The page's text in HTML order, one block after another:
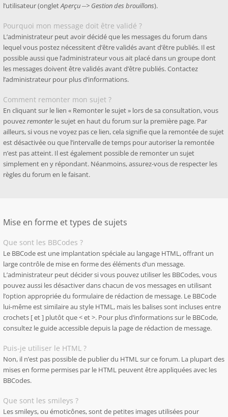
l’utilisateur (ongletAperçu --> Gestion des brouillons).
Pourquoi mon message doit être validé ?
L’administrateur peut avoir décidé que les messages du forum dans
lequel vous postez nécessitent d’être validés avant d’être publiés. Il est
possible aussi que l’administrateur vous ait placé dans un groupe dont
les messages doivent être validés avant d’être publiés. Contactez
l’administrateur pour plus d’informations.
Comment remonter mon sujet ?
En cliquant sur le lien « Remonter le sujet » lors de sa consultation, vous
pouvezremonterle sujet en haut du forum sur la première page. Par
ailleurs, si vous ne voyez pas ce lien, cela signifie que la remontée de sujet
est désactivée ou que l’intervalle de temps pour autoriser la remontée
n’est pas atteint. Il est également possible de remonter un sujet
simplement en y répondant. Néanmoins, assurez-vous de respecter les
règles du forum en le faisant.
Mise en forme et types de sujets
Que sont les BBCodes ?
Le BBCode est une implantation spéciale au langage HTML, offrant un
large contrôle de mise en forme des éléments d’un message.
L’administrateur peut décider si vous pouvez utiliser les BBCodes, vous
pouvez aussi les désactiver dans chacun de vos messages en utilisant
l’option appropriée du formulaire de rédaction de message. Le BBCode
lui-même est similaire au style HTML, mais les balises sont incluses entre
crochets [ et ] plutôt que < et >. Pour plus d’informations sur le BBCode,
consultez le guide accessible depuis la page de rédaction de message.
Puis-je utiliser le HTML ?
Non, il n’est pas possible de publier du HTML sur ce forum. La plupart des
mises en forme permises par le HTML peuvent être appliquées avec les
BBCodes.
Que sont les smileys ?
Les smileys, ou émoticônes, sont de petites images utilisées pour